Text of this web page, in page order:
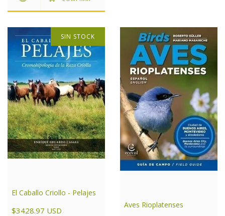
SIN STOCK
El Caballo Criollo - Pelajes
$3428.97 USD
Aves Rioplatenses